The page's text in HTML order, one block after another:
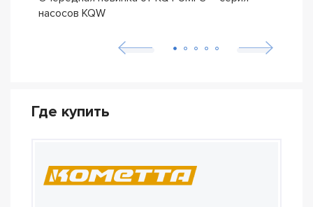
насосов KQW
Где купить